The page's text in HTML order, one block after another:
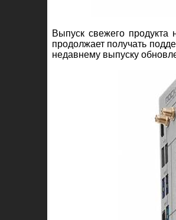
Выпуск свежего продукта
продолжает получать
недавнему выпуску